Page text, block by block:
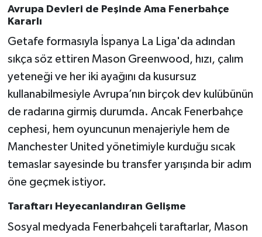
Avrupa Devleri de Peşinde Ama Fenerbahçe
Kararlı
Getafe formasıyla İspanya La Liga'da adından
sıkça söz ettiren Mason Greenwood, hızı, çalım
yeteneği ve her iki ayağını da kusursuz
kullanabilmesiyle Avrupa’nın birçok dev kulübünün
de radarına girmiş durumda. Ancak Fenerbahçe
cephesi, hem oyuncunun menajeriyle hem de
Manchester United yönetimiyle kurduğu sıcak
temaslar sayesinde bu transfer yarışında bir adım
öne geçmek istiyor.
Taraftarı Heyecanlandıran Gelişme
Sosyal medyada Fenerbahçeli taraftarlar, Mason